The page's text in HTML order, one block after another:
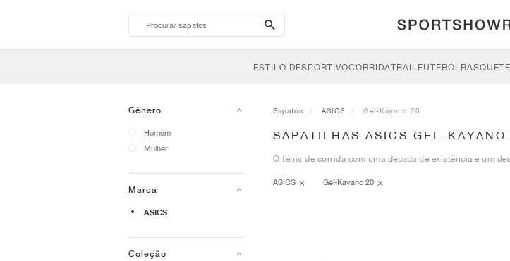
search-
btn
ESTILO DESPORTIVOCORRIDATRAILFUTEBOL
Gênero
Homem
Mulher
Marca
ASICS
Coleção
Sapatos ASICS Gel-Kayano 20
SAPATILHAS ASICS GEL-KAYANO
O ténis de corrida com uma década de existência e um
ASICS Gel-Kayano 20